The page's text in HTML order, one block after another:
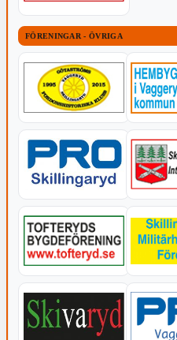
FÖRENINGAR - ÖVRIGA